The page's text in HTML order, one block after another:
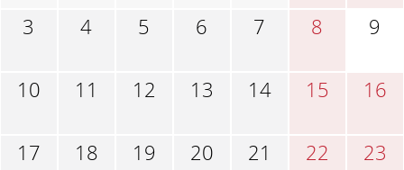
3 4 5 6 7 8 9
10 11 12 13 14 15 16
17 18 19 20 21 22 23